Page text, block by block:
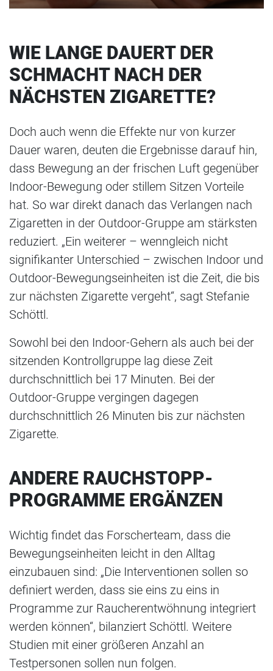
WIE LANGE DAUERT DER
SCHMACHT NACH DER
NÄCHSTEN ZIGARETTE?
Doch auch wenn die Effekte nur von kurzer
Dauer waren, deuten die Ergebnisse darauf hin,
dass Bewegung an der frischen Luft gegenüber
Indoor-Bewegung oder stillem Sitzen Vorteile
hat. So war direkt danach das Verlangen nach
Zigaretten in der Outdoor-Gruppe am stärksten
reduziert. „Ein weiterer – wenngleich nicht
signifikanter Unterschied – zwischen Indoor und
Outdoor-Bewegungseinheiten ist die Zeit, die bis
zur nächsten Zigarette vergeht“, sagt Stefanie
Schöttl.
Sowohl bei den Indoor-Gehern als auch bei der
sitzenden Kontrollgruppe lag diese Zeit
durchschnittlich bei 17 Minuten. Bei der
Outdoor-Gruppe vergingen dagegen
durchschnittlich 26 Minuten bis zur nächsten
Zigarette.
ANDERE RAUCHSTOPP-
PROGRAMME ERGÄNZEN
Wichtig findet das Forscherteam, dass die
Bewegungseinheiten leicht in den Alltag
einzubauen sind: „Die Interventionen sollen so
definiert werden, dass sie eins zu eins in
Programme zur Raucherentwöhnung integriert
werden können“, bilanziert Schöttl. Weitere
Studien mit einer größeren Anzahl an
Testpersonen sollen nun folgen.